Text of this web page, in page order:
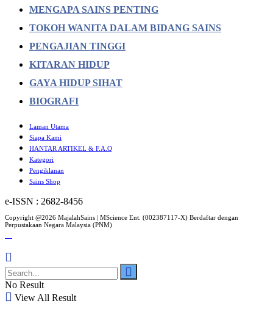
MENGAPA SAINS PENTING
TOKOH WANITA DALAM BIDANG SAINS
PENGAJIAN TINGGI
KITARAN HIDUP
GAYA HIDUP SIHAT
BIOGRAFI
Laman Utama
Siapa Kami
HANTAR ARTIKEL & F.A.Q
Kategori
Pengiklanan
Sains Shop
e-ISSN : 2682-8456
Copyright @2026 MajalahSains | MScience Ent. (002387117-X) Berdaftar dengan
Perpustakaan Negara Malaysia (PNM)
No Result
View All Result